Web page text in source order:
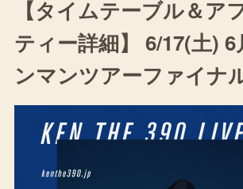
【タイムテーブル＆ア
ティー詳細】 6/17(土)
ンマンツアーファイナ